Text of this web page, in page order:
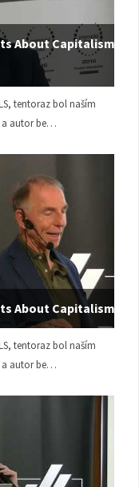
About Capitalism |
tentoraz bol naším
a autor be…
About Capitalism
tentoraz bol naším
a autor be…